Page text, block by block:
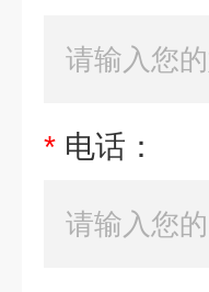
* 电话：